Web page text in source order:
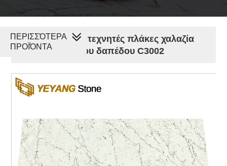
Ξύλινες λευκές τεχνητές πλάκες χαλαζία
για πάγκο τοίχου δαπέδου C3002
ΠΕΡΙΣΣΌΤΕΡΑ
ΠΡΟΪΌΝΤΑ